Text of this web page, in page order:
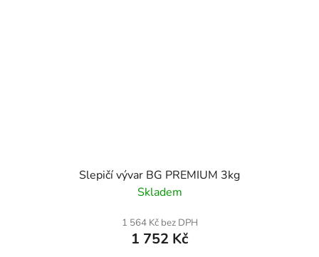
Slepičí vývar BG PREMIUM 3kg
Skladem
1 564 Kč bez DPH
1 752 Kč